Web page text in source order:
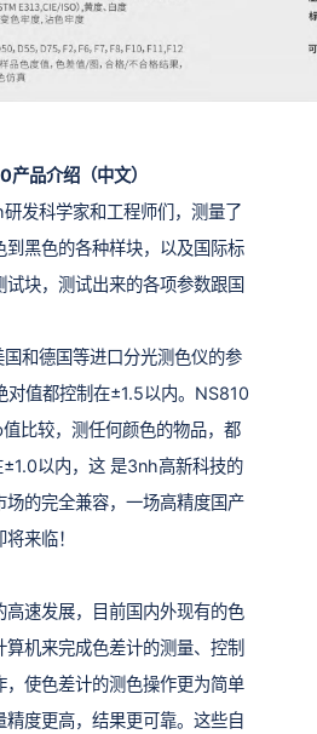
产品介绍（中文）
发科学家和工程师们，测量了
到黑色的各种样块，以及国际标
块，测试出来的各项参数跟国
和德国等进口分光测色仪的参
对值都控制在±1.5以内。NS810
比较，测任何颜色的物品，都
以内，这 是3nh高新科技的
场的完全兼容，一场高精度国产
来临！
高速发展，目前国内外现有的色
机来完成色差计的测量、控制
，使色差计的测色操作更为简单
度更高，结果更可靠。这些自